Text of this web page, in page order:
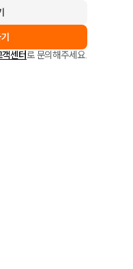
객센터로 문의해주세요.